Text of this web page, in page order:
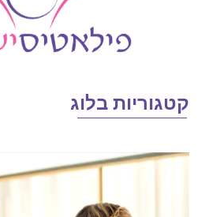
בלוג